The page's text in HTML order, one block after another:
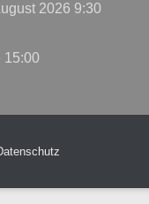
2026 9:30
15:00